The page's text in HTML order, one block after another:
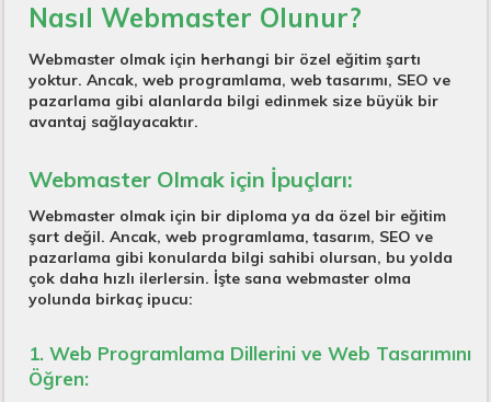
Nasıl Webmaster Olunur?
Webmaster olmak için herhangi bir özel eğitim şartı
yoktur. Ancak, web programlama, web tasarımı, SEO ve
pazarlama gibi alanlarda bilgi edinmek size büyük bir
avantaj sağlayacaktır.
Webmaster Olmak için İpuçları:
Webmaster olmak için bir diploma ya da özel bir eğitim
şart değil. Ancak, web programlama, tasarım, SEO ve
pazarlama gibi konularda bilgi sahibi olursan, bu yolda
çok daha hızlı ilerlersin. İşte sana webmaster olma
yolunda birkaç ipucu:
1. Web Programlama Dillerini ve Web Tasarımını
Öğren: